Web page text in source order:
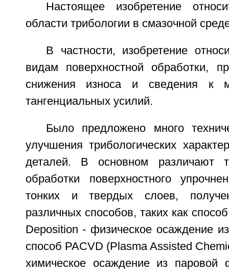
Настоящее изобретение
области трибологии в смазочной
В частности, изобретение
видам поверхностной обработки,
снижения износа и сведения к
тангенциальных усилий.
Было предложено много
улучшения трибологических
деталей. В основном различают
обработки поверхностного
тонких и твердых слоев,
различных способов, таких как
Deposition - физическое осаждение
способ PACVD (Plasma Assisted
химическое осаждение из паровой